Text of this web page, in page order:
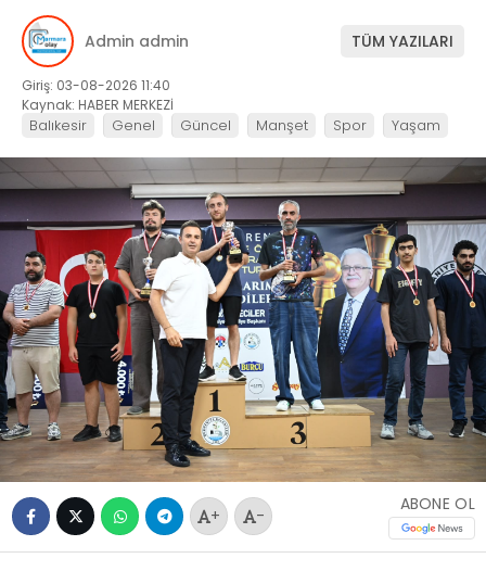
Admin admin TÜM YAZILARI
Giriş: 03-08-2026 11:40
Kaynak: HABER MERKEZİ
Balıkesir Genel Güncel Manşet Spor Yaşam
+ -
ABONE OL